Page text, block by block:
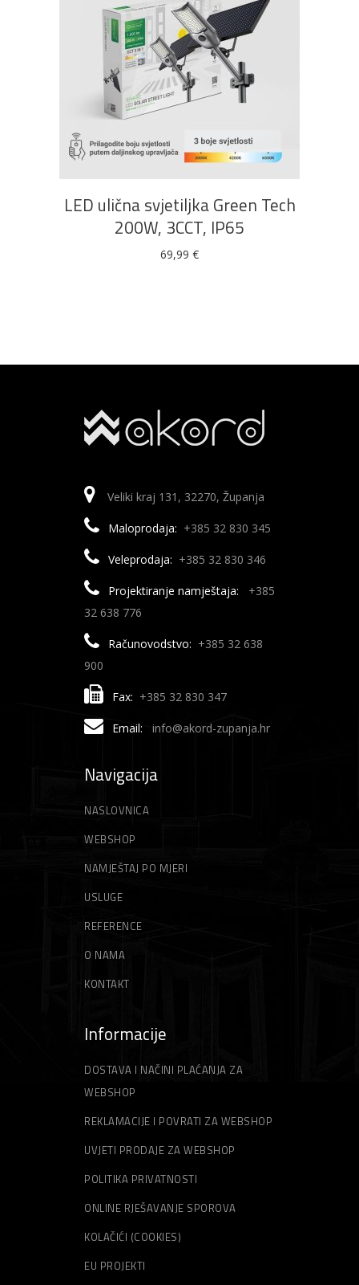
DODAJ U KOŠARICU
LED ulična svjetiljka Green Tech
200W, 3CCT, IP65
69,99 €
Veliki kraj 131, 32270, Županja
Maloprodaja: +385 32 830 345
Veleprodaja: +385 32 830 346
Projektiranje namještaja:
+385
32 638 776
Računovodstvo: +385 32 638
900
Fax: +385 32 830 347
Email: info@akord-zupanja.hr
Navigacija
NASLOVNICA
WEBSHOP
NAMJEŠTAJ PO MJERI
USLUGE
REFERENCE
O NAMA
KONTAKT
Informacije
DOSTAVA I NAČINI PLAĆANJA ZA
WEBSHOP
REKLAMACIJE I POVRATI ZA WEBSHOP
UVJETI PRODAJE ZA WEBSHOP
POLITIKA PRIVATNOSTI
ONLINE RJEŠAVANJE SPOROVA
KOLAČIĆI (COOKIES)
EU PROJEKTI